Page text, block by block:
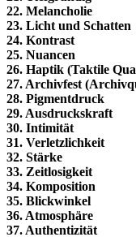
22. Melancholie
23. Licht und Schatten
24. Kontrast
25. Nuancen
26. Haptik (Taktile
27. Archivfest
28. Pigmentdruck
29. Ausdruckskraft
30. Intimität
31. Verletzlichkeit
32. Stärke
33. Zeitlosigkeit
34. Komposition
35. Blickwinkel
36. Atmosphäre
37. Authentizität